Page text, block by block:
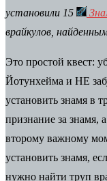
установили 15
врайкулов,
Это простой квест:
Йотунхейма и НЕ
установить знамя в
признание за знамя,
второму важному
установить знамя,
нужно найти труп